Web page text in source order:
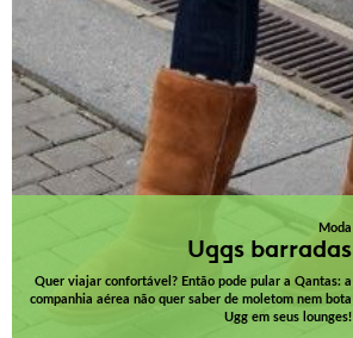
Moda
Uggs barradas
Quer viajar confortável? Então pode pular a Qantas: a
companhia aérea não quer saber de moletom nem bota
Ugg em seus lounges!